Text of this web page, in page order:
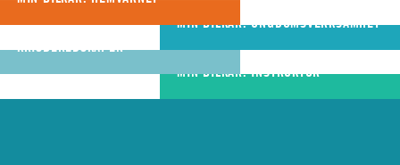
MIN BILKÅR: UNGDOMSVERKSAMHET
MIN BILKÅR: CIVILA
KRISBEREDSKAPEN
riktigt bra
bandvagnsförare
MIN BILKÅR: INSTRUKTÖR